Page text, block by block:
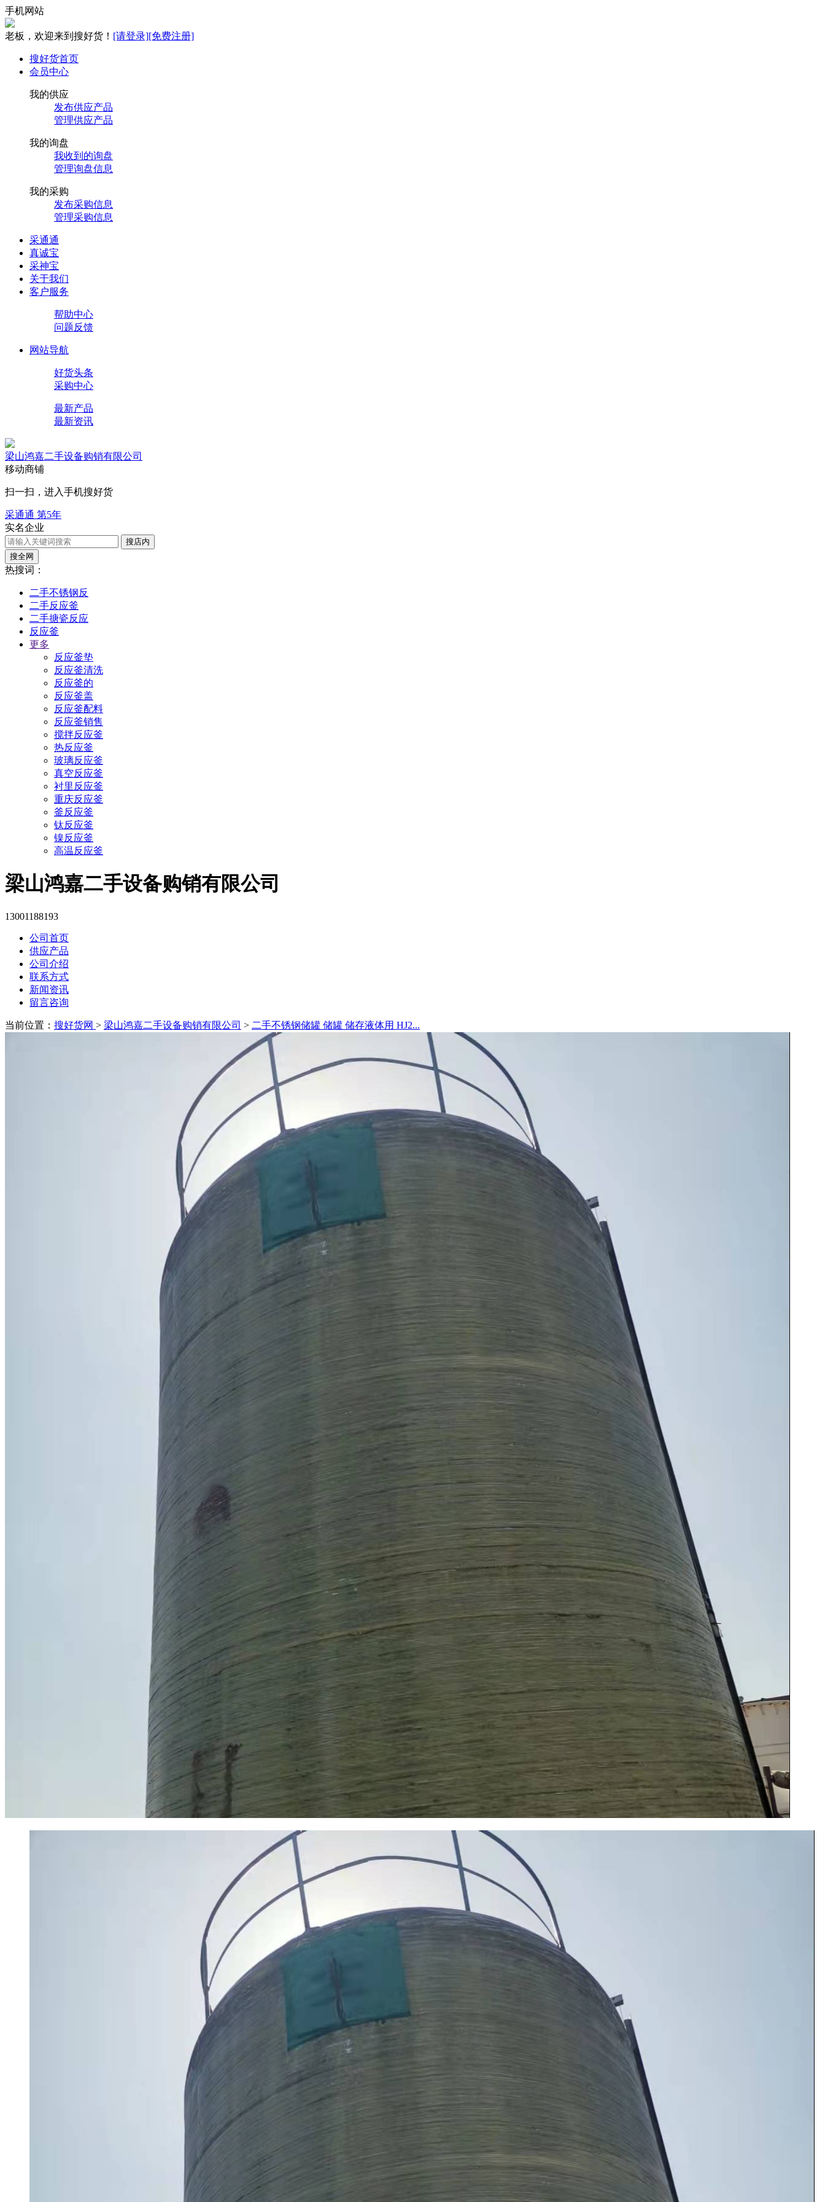
手机网站
老板，欢迎来到搜好货！ [请登录][免费注册]
搜好货首页
会员中心
我的供应
发布供应产品
管理供应产品
我的询盘
我收到的询盘
管理询盘信息
我的采购
发布采购信息
管理采购信息
采通通
真诚宝
采神宝
关于我们
客户服务
帮助中心
问题反馈
网站导航
好货头条
采购中心
最新产品
最新资讯
梁山鸿嘉二手设备购销有限公司
移动商铺
扫一扫，进入手机搜好货
采通通 第5年
实名企业
搜店内
搜全网
热搜词：
二手不锈钢反
二手反应釜
二手搪瓷反应
反应釜
更多
反应釜垫
反应釜清洗
反应釜的
反应釜盖
反应釜配料
反应釜销售
搅拌反应釜
热反应釜
玻璃反应釜
真空反应釜
衬里反应釜
重庆反应釜
釜反应釜
钛反应釜
镍反应釜
高温反应釜
梁山鸿嘉二手设备购销有限公司
13001188193
公司首页
供应产品
公司介绍
联系方式
新闻资讯
留言咨询
当前位置： 搜好货网 > 梁山鸿嘉二手设备购销有限公司 > 二手不锈钢储罐 储罐 储存液体用 HJ2...